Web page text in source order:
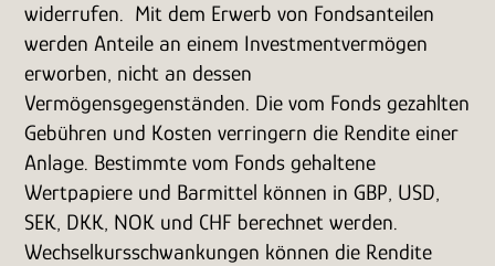
widerrufen. Mit dem Erwerb von Fondsanteilen
werden Anteile an einem Investmentvermögen
erworben, nicht an dessen
Vermögensgegenständen. Die vom Fonds gezahlten
Gebühren und Kosten verringern die Rendite einer
Anlage. Bestimmte vom Fonds gehaltene
Wertpapiere und Barmittel können in GBP, USD,
SEK, DKK, NOK und CHF berechnet werden.
Wechselkursschwankungen können die Rendite